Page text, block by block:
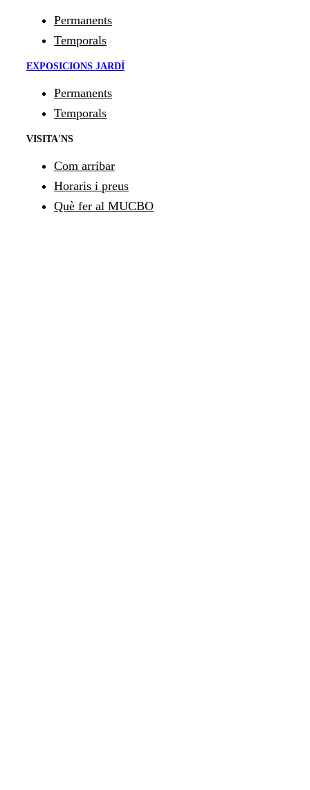
Permanents
Temporals
EXPOSICIONS JARDÍ
Permanents
Temporals
VISITA'NS
Com arribar
Horaris i preus
Què fer al MUCBO